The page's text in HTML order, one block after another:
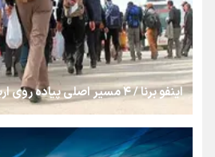
شکستگیِ بزرگ؛ روایتِ یک
رسانه ملی و حق مردم
اینفو برنا / ۴ مسیر اصلی پیاده روی اربعین در عراق